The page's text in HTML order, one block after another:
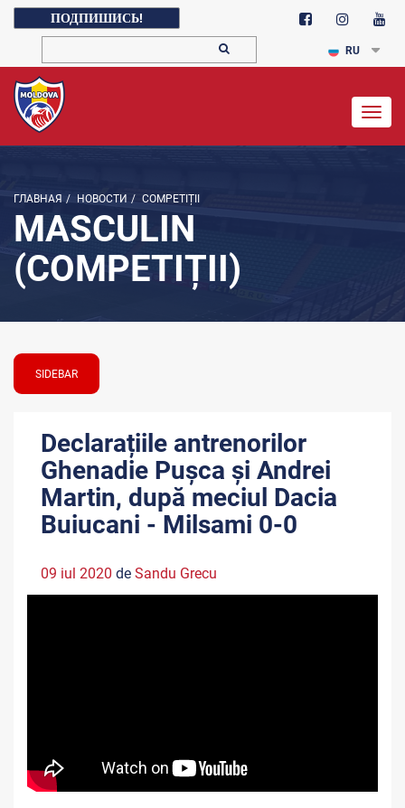
ПОДПИШИСЬ!
RU
ГЛАВНАЯ / НОВОСТИ / COMPETIȚII
MASCULIN
(COMPETIȚII)
SIDEBAR
Declarațiile antrenorilor
Ghenadie Pușca și Andrei
Martin, după meciul Dacia
Buiucani - Milsami 0-0
09 iul 2020 de Sandu Grecu